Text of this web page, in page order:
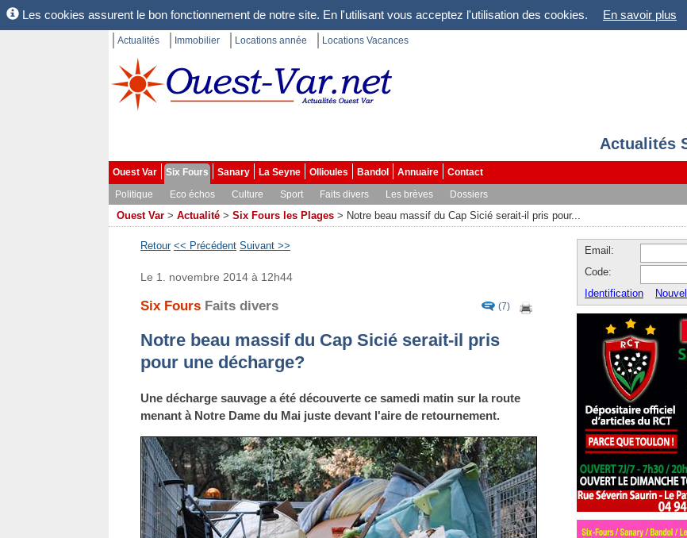
Les cookies assurent le bon fonctionnement de notre site. En l'utilisant vous acceptez l'utilisation des cookies. En savoir plus
Actualités Immobilier Locations année Locations Vacances
Actualités
Ouest Var Six Fours Sanary La Seyne Ollioules Bandol Annuaire
Contact
Politique
Eco échos Culture Sport Faits divers Les brèves Dossiers
Ouest Var > Actualité > Six Fours les Plages > Notre beau massif du Cap Sicié serait-il pris pour...
Retour << Précédent Suivant >>
(7)
Le 1. novembre 2014 à 12h44
Six Fours Faits divers
Notre beau massif du Cap Sicié serait-il pris
pour une décharge?
Une décharge sauvage a été découverte ce samedi matin sur la route
menant à Notre Dame du Mai juste devant l'aire de retournement.
Email:
Code:
Identification